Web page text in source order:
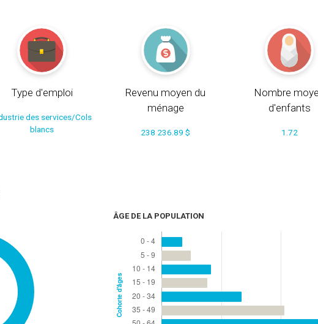
Type d'emploi
des services/Cols
blancs
Revenu moyen du
ménage
238 236.89 $
Nombre
d'enfants
1.72
ÂGE DE LA POPULATION